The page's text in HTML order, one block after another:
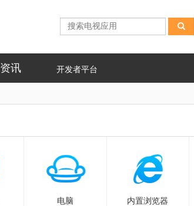
资讯 开发者平台
电脑 内置浏览器